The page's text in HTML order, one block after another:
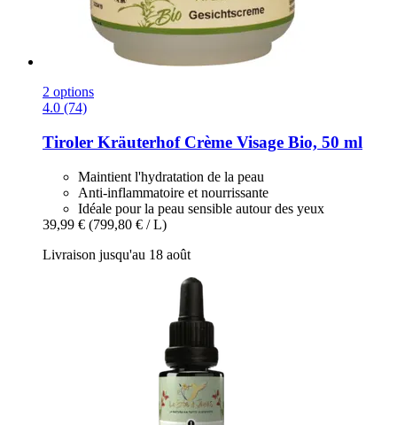
2 options
4.0 (74)
Tiroler KräuterhofCrème Visage Bio, 50 ml
Maintient l'hydratation de la peau
Anti-inflammatoire et nourrissante
Idéale pour la peau sensible autour des yeux
39,99 € (799,80 € / L)
Livraison jusqu'au 18 août